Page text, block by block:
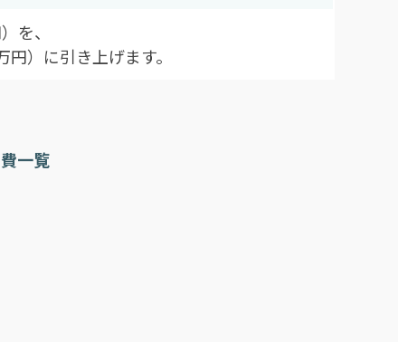
を、
）に引き上げます。
一覧